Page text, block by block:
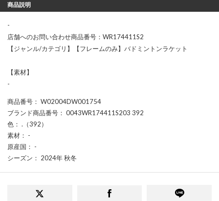
商品説明
-
店舗へのお問い合わせ商品番号：WR174411S2
【ジャンル/カテゴリ】【フレームのみ】バドミントンラケット
【素材】
-
商品番号 ： W02004DW001754
ブランド商品番号 ： 0043WR174411S203 392
色 ： .（392）
素材 ： -
原産国 ： -
シーズン ： 2024年 秋冬